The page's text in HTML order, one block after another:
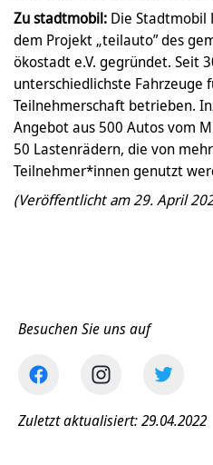
Zu stadtmobil: Die Stadtmobil
dem Projekt „teilauto” des
ökostadt e.V. gegründet. Seit
unterschiedlichste Fahrzeuge
Teilnehmerschaft betrieben.
Angebot aus 500 Autos vom
50 Lastenrädern, die von
Teilnehmer*innen genutzt
(Veröffentlicht am 29. April
Besuchen Sie uns auf
Zuletzt aktualisiert: 29.04.2022